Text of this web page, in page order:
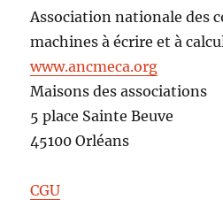
Association nationale des
machines à écrire et à
www.ancmeca.org
Maisons des associations
5 place Sainte Beuve
45100 Orléans
CGU